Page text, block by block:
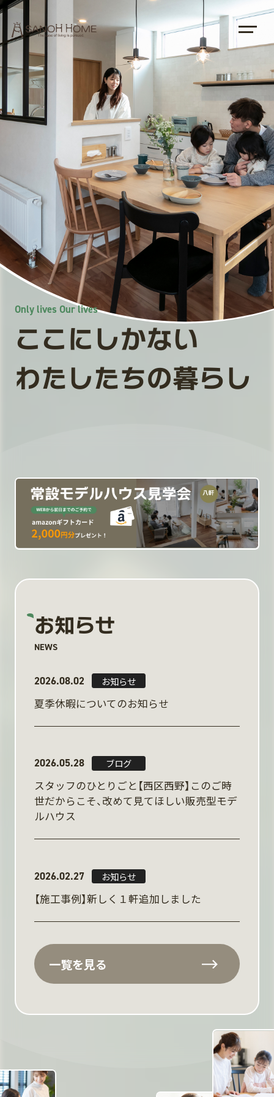
Only lives Our lives
ここにしかない
わたしたちの暮らし
お知らせ
NEWS
2026.08.02 お知らせ
夏季休暇についてのお知らせ
2026.05.28 ブログ
スタッフのひとりごと【西区西野】このご時
世だからこそ、改めて見てほしい販売型モデ
ルハウス
2026.02.27 お知らせ
【施工事例】新しく１軒追加しました
一覧を見る